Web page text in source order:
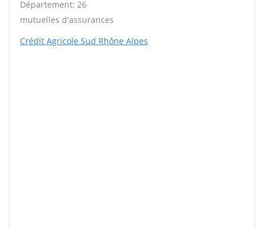
Département: 26
mutuelles d'assurances
Crédit Agricole Sud Rhône Alpes